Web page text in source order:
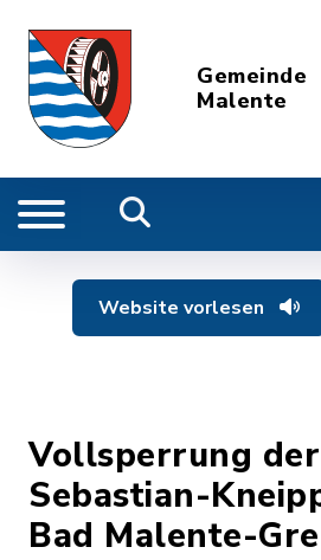
Gemeinde
Malente
Website vorlesen
Vollsperrung der
Sebastian-
Bad Malente-